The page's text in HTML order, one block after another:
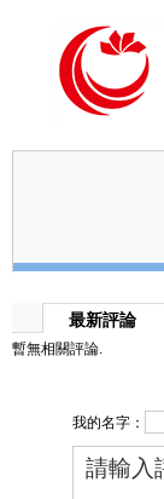
最新評論
暫無相關評論.
我的名字：